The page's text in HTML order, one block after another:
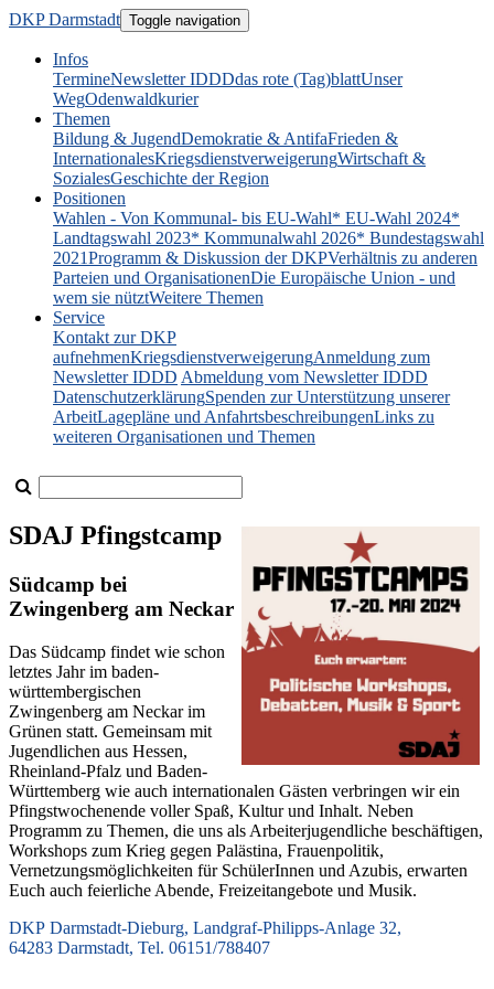
DKP Darmstadt Toggle navigation
Infos
TermineNewsletter IDDDdas rote (Tag)blattUnser
WegOdenwaldkurier
Themen
Bildung & JugendDemokratie & AntifaFrieden &
InternationalesKriegsdienstverweigerungWirtschaft &
SozialesGeschichte der Region
Positionen
Wahlen - Von Kommunal- bis EU-Wahl* EU-Wahl 2024*
Landtagswahl 2023* Kommunalwahl 2026* Bundestagswahl
2021Programm & Diskussion der DKPVerhältnis zu anderen
Parteien und OrganisationenDie Europäische Union - und
wem sie nütztWeitere Themen
Service
Kontakt zur DKP
aufnehmenKriegsdienstverweigerungAnmeldung zum
Newsletter IDDD Abmeldung vom Newsletter IDDD
DatenschutzerklärungSpenden zur Unterstützung unserer
ArbeitLagepläne und AnfahrtsbeschreibungenLinks zu
weiteren Organisationen und Themen
SDAJ Pfingstcamp
Südcamp bei
Zwingenberg am Neckar
Das Südcamp findet wie schon
letztes Jahr im baden-
württembergischen
Zwingenberg am Neckar im
Grünen statt. Gemeinsam mit
Jugendlichen aus Hessen,
Rheinland-Pfalz und Baden-
Württemberg wie auch internationalen Gästen verbringen wir ein
Pfingstwochenende voller Spaß, Kultur und Inhalt. Neben
Programm zu Themen, die uns als Arbeiterjugendliche beschäftigen,
Workshops zum Krieg gegen Palästina, Frauenpolitik,
Vernetzungsmöglichkeiten für SchülerInnen und Azubis, erwarten
Euch auch feierliche Abende, Freizeitangebote und Musik.
DKP Darmstadt-Dieburg, Landgraf-Philipps-Anlage 32,
64283 Darmstadt, Tel. 06151/788407